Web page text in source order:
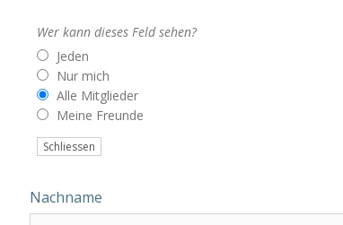
Wer kann dieses Feld sehen?
Jeden
Nur mich
Alle Mitglieder
Meine Freunde
Schliessen
Nachname